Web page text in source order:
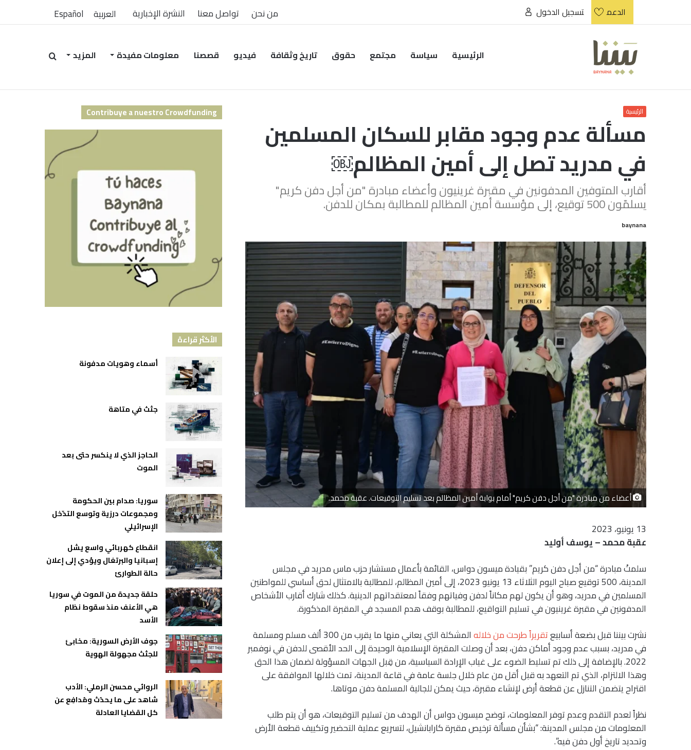
الدعم تسجيل الدخول من نحن تواصل معنا النشرة الإخبارية العربية Español
الرئيسية سياسة مجتمع حقوق تاريخ وثقافة فيديو قصصنا معلومات مفيدة المزيد بحث
الرئيسية
مسألة عدم وجود مقابر للسكان المسلمين
في مدريد تصل إلى أمين المظالم￼
أقارب المتوفين المدفونين في مقبرة غرينيون وأعضاء مبادرة "من أجل دفن كريم"
يسلمّون 500 توقيع، إلى مؤسسة أمين المظالم للمطالبة بمكان للدفن.
baynana
أعضاء من مبادرة "من أجل دفن كريم" أمام بوابة أمين المظالم بعد تسليم التوقيعات. عقبة محمد.
13 يونيو، 2023
عقبة محمد – يوسف أوليد
سلمتْ مبادرة “من أجل دفن كريم” بقيادة ميسون دواس، القائمة بأعمال مستشار حزب ماس مدريد في مجلس
المدينة، 500 توقيع صباح اليوم الثلاثاء 13 يونيو 2023، إلى أمين المظالم، للمطالبة بالامتثال لحق أساسي للمواطنين
المسلمين في مدريد، وهو أن يكون لهم مكاناً لدفن وفياتهم وفقاً لمعتقداتهم الدينية. كذلك شارك أقارب الأشخاص
المدفونين في مقبرة غرينيون في تسليم التواقيع، للمطالبة بوقف هدم المسجد في المقبرة المذكورة.
نشرت بيننا قبل بضعة أسابيعتقريراً طرحت من خلاله
المشكلة التي يعاني منها ما يقرب من 300 ألف مسلم ومسلمة
في مدريد، بسبب عدم وجود أماكن دفن، بعد أن وصلت المقبرة الإسلامية الوحيدة إلى الحد الأقصى للدفن في نوفمبر
2022. بالإضافة إلى ذلك تم تسليط الضوء على غياب الإرادة السياسية، من قِبل الجهات المسؤولة لضمان هذا الحق
وهذا الالتزام، الذي تم التعهد به قبل أقل من عام خلال جلسة عامة في قاعة المدينة، تمت خلالها الموافقة على
اقتراح يتضمن التنازل عن قطعة أرض لإنشاء مقبرة، حيث يمكن للجالية المسلمة دفن موتاها.
نظراً لعدم التقدم وعدم توفر المعلومات، توضح ميسون دواس أن الهدف من تسليم التوقيعات، هو أن يتم طلب
المعلومات من مجلس المدينة: “بشأن مسألة ترخيص مقبرة كارابانشيل، لتسريع عملية التحضير وتكييف قطعة الأرض
وتحديد تاريخ أول دفن فيه”.
Contribuye a nuestro Crowdfunding
الأكثر قراءة
أسماء وهويات مدفونة
جثث في متاهة
الحاجز الذي لا ينكسر حتى بعد
الموت
سوريا: صدام بين الحكومة
ومجموعات درزية وتوسع التدّخل
الإسرائيلي
انقطاع كهربائي واسع يشل
إسبانيا والبرتغال ويؤدي إلى إعلان
حالة الطوارئ
حلقة جديدة من الموت في سوريا
هي الأعنف منذ سقوط نظام
الأسد
جوف الأرض السورية: مخابئ
للجثث مجهولة الهوية
الروائي محسن الرملي: الأدب
شاهد على ما يحدُث ومُدافِع عن
كل القضايا العادلة